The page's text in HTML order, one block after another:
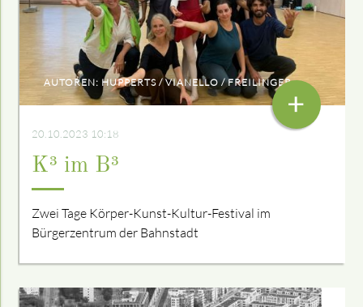
AUTOREN: HUPPERTS / VIANELLO / FREILINGER
20.10.2023 10:18
K³ im B³
Zwei Tage Körper-Kunst-Kultur-Festival im
Bürgerzentrum der Bahnstadt
+